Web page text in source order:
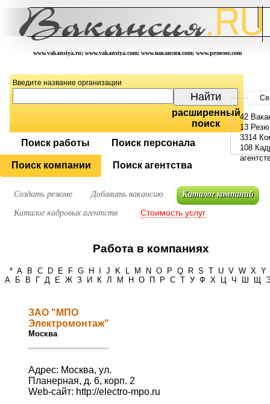
www.vakansiya.ru; www.vakansiya.com; www.вакансия.com; www.резюме.com
Введите название организации
расширенный
поиск
Поиск работы
Поиск персонала
Поиск компании Поиск агентства
42
13
3314
108
Создать резюме Добавить вакансию Каталог компаний
Каталог кадровых агентств Стоимость услуг
Работа в компаниях
* A B C D E F G H J K L M N O P Q R S T U V W X Y
А
Б В Г Д Е Ж З И К Л М Н О П Р С Т У Ф Х Ц Ч Ш Щ
ЗАО "МПО
Электромонтаж"
Москва
Адрес: Москва, ул.
Планерная, д. 6, корп. 2
Web-сайт: http://electro-mpo.ru